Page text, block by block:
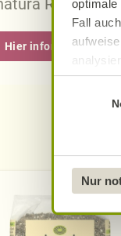
optimale
Fall
Nur
Rezepten.
Hier informieren